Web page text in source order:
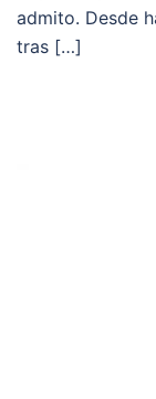
admito. Desde
tras […]